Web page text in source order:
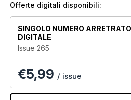
Offerte digitali disponibili:
SINGOLO NUMERO ARRETRATO
DIGITALE
Issue 265
€5,99 / issue